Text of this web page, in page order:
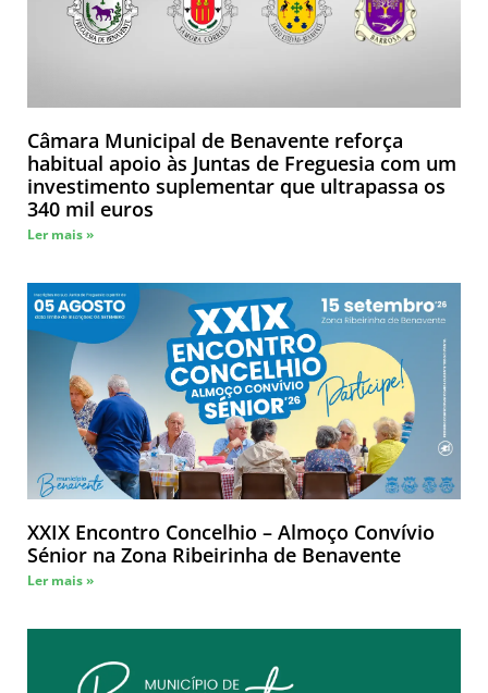
Câmara Municipal de Benavente reforça
habitual apoio às Juntas de Freguesia com um
investimento suplementar que ultrapassa os
340 mil euros
Ler mais »
XXIX Encontro Concelhio – Almoço Convívio
Sénior na Zona Ribeirinha de Benavente
Ler mais »